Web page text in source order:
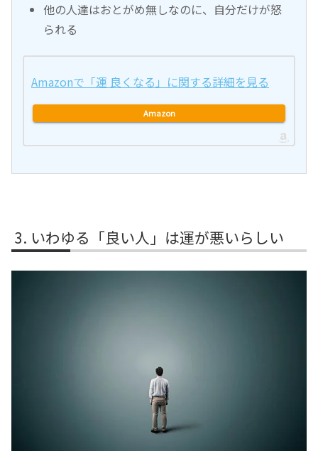
他の人達はおとがめ無しなのに、自分だけが怒
られる
Amazonで「運 良くなる」に関する詳細を見る
Amazon
いわゆる「良い人」は運が悪いらしい